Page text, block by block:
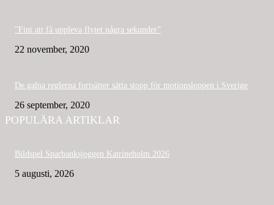
”Fint att få uppleva flytet några sekunder”
22 november, 2020
De galna reglerna fortsätter sätta stopp för motionsloppen i Sverige
26 september, 2020
POPULÄRA ARTIKLAR
Bildspel Sparbanksjoggen Katrineholm 2026
5 augusti, 2026